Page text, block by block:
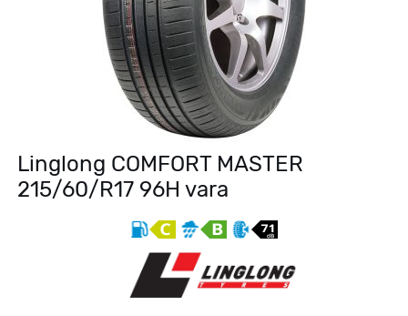
Linglong COMFORT MASTER
215/60/R17 96H vara